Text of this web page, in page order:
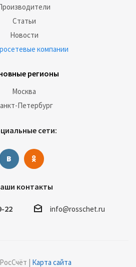
Статьи
Новости
компании
регионы
Москва
Петербург
сети:
контакты
22 info@rosschet.ru
| Карта сайта